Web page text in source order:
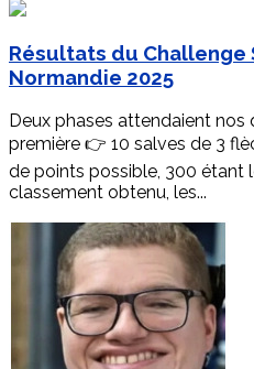
Résultats du Challenge
Normandie 2025
Deux phases attendaient
première 👉 10 salves de 3
de points possible, 300 étant
classement obtenu, les...